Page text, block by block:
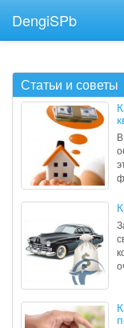
DengiSPb
Статьи и советы